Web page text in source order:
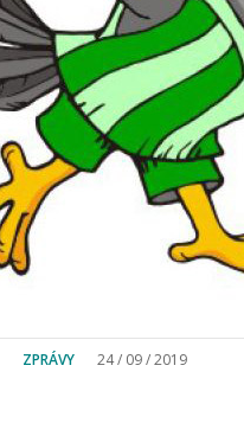
ZPRÁVY 24 / 09 / 2019